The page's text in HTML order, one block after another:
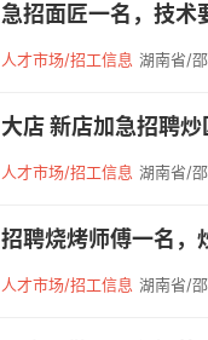
急招面匠一名，技
人才市场/招工信息 湖南省/
大店 新店加急招聘
人才市场/招工信息 湖南省/
招聘烧烤师傅一名，
人才市场/招工信息 湖南省/